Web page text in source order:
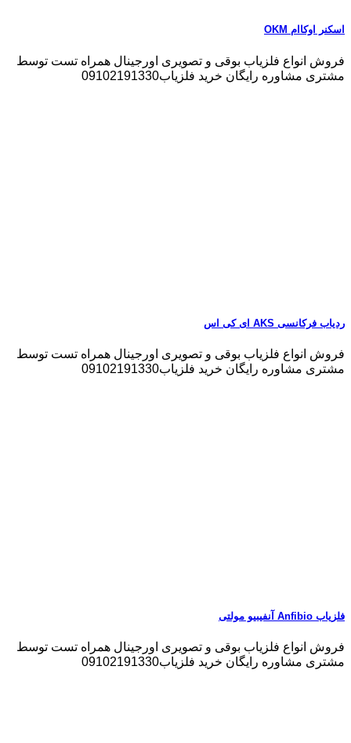
اسکنر اوکاام OKM
فروش انواع فلزیاب بوقی و تصویری اورجینال همراه تست توسط
مشتری مشاوره رایگان خرید فلزیاب09102191330
ردیاب فرکانسی AKS ای کی اس
فروش انواع فلزیاب بوقی و تصویری اورجینال همراه تست توسط
مشتری مشاوره رایگان خرید فلزیاب09102191330
فلزیاب Anfibio آنفیبیو مولتی
فروش انواع فلزیاب بوقی و تصویری اورجینال همراه تست توسط
مشتری مشاوره رایگان خرید فلزیاب09102191330